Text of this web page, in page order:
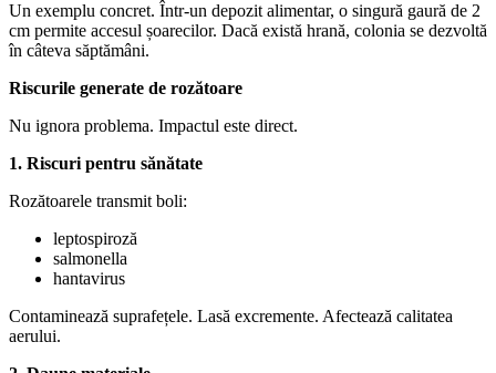
Un exemplu concret. Într-un depozit alimentar, o singură gaură de 2
cm permite accesul șoarecilor. Dacă există hrană, colonia se dezvoltă
în câteva săptămâni.
Riscurile generate de rozătoare
Nu ignora problema. Impactul este direct.
1. Riscuri pentru sănătate
Rozătoarele transmit boli:
leptospiroză
salmonella
hantavirus
Contaminează suprafețele. Lasă excremente. Afectează calitatea
aerului.